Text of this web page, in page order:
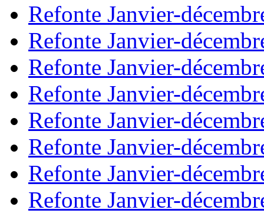
Refonte Janvier-
Refonte Janvier-
Refonte Janvier-
Refonte Janvier-
Refonte Janvier-
Refonte Janvier-
Refonte Janvier-
Refonte Janvier-